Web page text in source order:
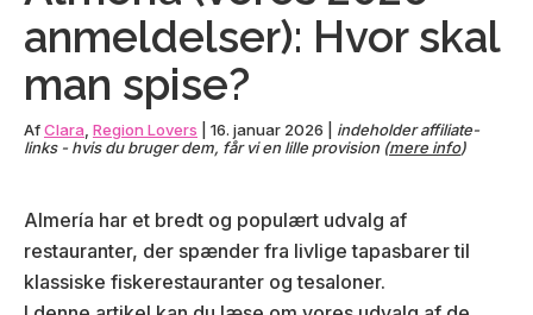
anmeldelser): Hvor skal
man spise?
AfClara Region Lovers 16. januar 2026
indeholder affiliate-
links - hvis du bruger dem, får vi en lille provision (mere info)
Almería har et bredt og populært udvalg af
restauranter, der spænder fra livlige tapasbarer til
klassiske fiskerestauranter og tesaloner.